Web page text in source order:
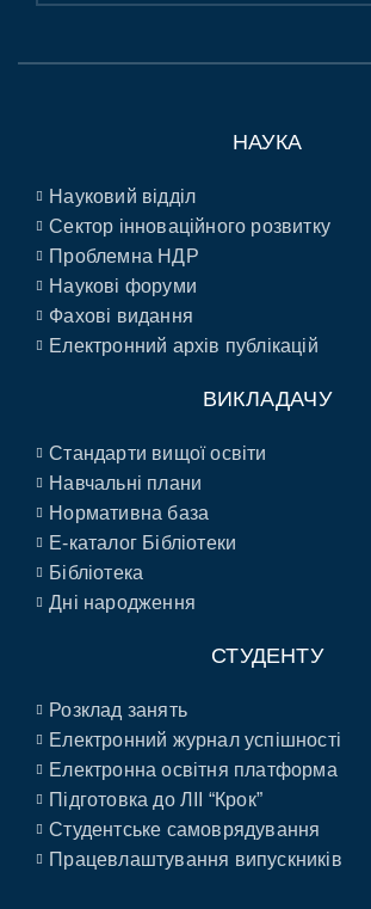
НАУКА
Науковий відділ
Сектор інноваційного розвитку
Проблемна НДР
Наукові форуми
Фахові видання
Електронний архів публікацій
ВИКЛАДАЧУ
Стандарти вищої освіти
Навчальні плани
Нормативна база
E-каталог Бібліотеки
Бібліотека
Дні народження
СТУДЕНТУ
Розклад занять
Електронний журнал успішності
Електронна освітня платформа
Підготовка до ЛІІ “Крок”
Студентське самоврядування
Працевлаштування випускників